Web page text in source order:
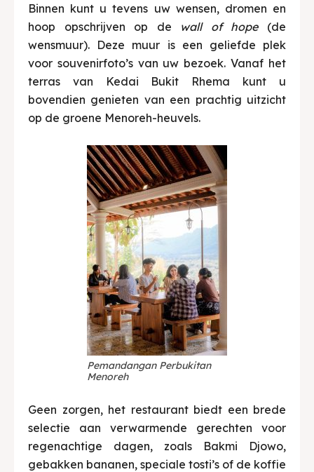
Binnen kunt u tevens uw wensen, dromen en
hoop opschrijven op de wall of hope(de
wensmuur). Deze muur is een geliefde plek
voor souvenirfoto’s van uw bezoek. Vanaf het
terras van Kedai Bukit Rhema kunt u
bovendien genieten van een prachtig uitzicht
op de groene Menoreh-heuvels.
Pemandangan Perbukitan
Menoreh
Geen zorgen, het restaurant biedt een brede
selectie aan verwarmende gerechten voor
regenachtige dagen, zoals Bakmi Djowo,
gebakken bananen, speciale tosti’s of de koffie